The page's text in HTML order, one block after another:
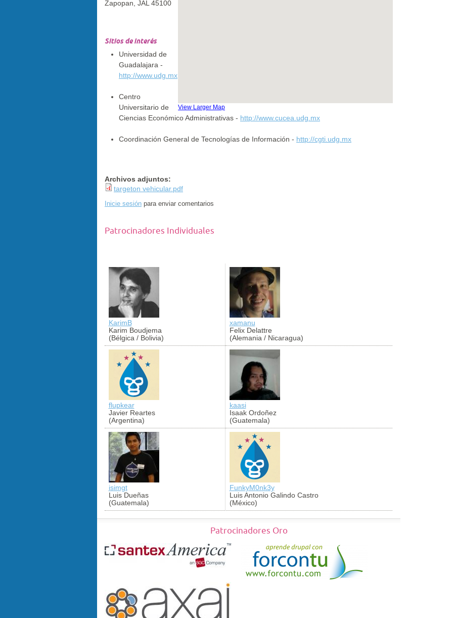
View Larger Map
Zapopan JAL 45100
Sitios de interés
Universidad de
Guadalajara -
http://www.udg.mx
Centro
Universitario de
Ciencias Económico Administrativas - http://www.cucea.udg.mx
Coordinación General de Tecnologías de Información - http://cgti.udg.mx
Archivos adjuntos:
targeton vehicular.pdf
Inicie sesión para enviar comentarios
Patrocinadores Individuales
KarimB
Karim Boudjema
(Bélgica / Bolivia)
xamanu
Felix Delattre
(Alemania / Nicaragua)
flupkear
Javier Reartes
(Argentina)
kaasi
Isaak Ordoñez
(Guatemala)
isimgt
Luis Dueñas
(Guatemala)
FunkyM0nk3y
Luis Antonio Galindo Castro
(México)
Patrocinadores Oro